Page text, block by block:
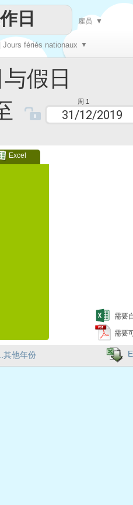
假日
周 1
Excel
需要
需要
| Jours fériés nationaux ▼
日 雇员 ▼
..其他年份